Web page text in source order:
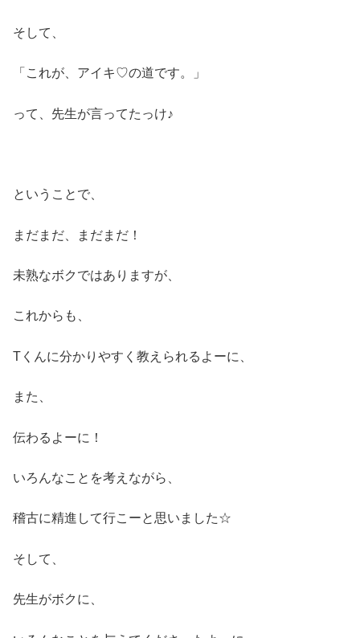
そして、
「これが、アイキ♡の道です。」
って、先生が言ってたっけ♪
ということで、
まだまだ、まだまだ！
未熟なボクではありますが、
これからも、
Tくんに分かりやすく教えられるよーに、
また、
伝わるよーに！
いろんなことを考えながら、
稽古に精進して行こーと思いました☆
そして、
先生がボクに、